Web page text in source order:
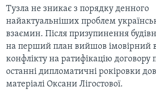
КУЛЬТУРА
СУСПІЛЬСТВО
ЕКОНОМІКА
ІСТОРІЇ УСПІХУ УКРАЇНЦІВ
БОРОТЬБА З ДЕЗІНФОРМАЦІЄЮ
ВІДЕО
ТЕЛЕПРОГРАМИ
ЧАС-TIME
БРИФІНГ ГОЛОСУ АМЕРИКИ
ENGLISH
Learning English
Тузла не зникає з порядку денного
найактуальніших проблем
взаємин. Після призупинення
на перший план вийшов імовірний
конфлікту на ратифікацію
останні дипломатичні рокіровки
матеріалі Оксани Лігостової.